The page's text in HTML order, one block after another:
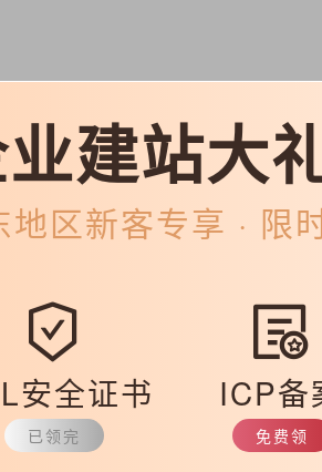
们更多的更加细致的要求。有的客户在初步
沟通交流有利于建站公司在网站建设的细节
个环节都需要花足够多的心思才能做好。
的核心理念及产品优势完美的展现给用户，
户所有需要。
让网站出彩。
建站大
地区新客专享 · 限
安全证书
已领完
ICP备
免费领